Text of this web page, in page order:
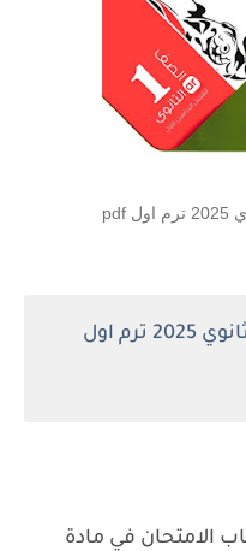
كتاب الامتحان فلسفة اولي ثانوي 2025 ترم اول
الامتحان في مادة